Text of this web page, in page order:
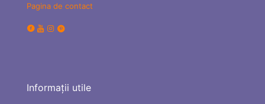
Pagina de contact
Informații utile